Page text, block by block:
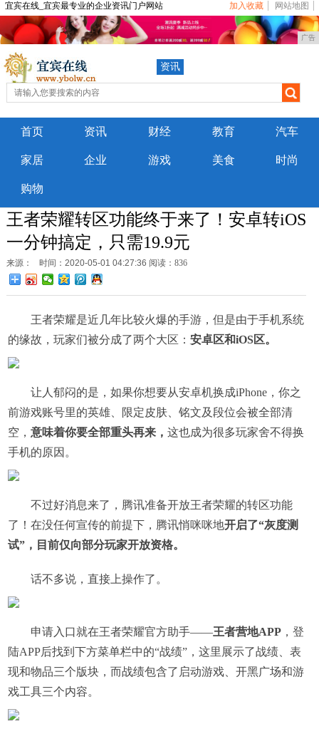
宜宾在线_宜宾最专业的企业资讯门户网站 加入收藏 网站地图
广告
资讯
首页 资讯 财经 教育 汽车
家居 企业 游戏 美食 时尚
购物
王者荣耀转区功能终于来了！安卓转iOS
一分钟搞定，只需19.9元
来源： 时间：2020-05-01 04:27:36 阅读：836
王者荣耀是近几年比较火爆的手游，但是由于手机系统
的缘故，玩家们被分成了两个大区： 安卓区和iOS区。
​让人郁闷的是，如果你想要从安卓机换成iPhone，你之
前游戏账号里的英雄、限定皮肤、铭文及段位会被全部清
空， 意味着你要全部重头再来， 这也成为很多玩家舍不得换
手机的原因。
​不过好消息来了，腾讯准备开放王者荣耀的转区功能
了！在没任何宣传的前提下，腾讯悄咪咪地开启了“灰度测
试”，目前仅向部分玩家开放资格。
话不多说，直接上操作了。
​申请入口就在王者荣耀官方助手——王者营地APP，登
陆APP后找到下方菜单栏中的“战绩”，这里展示了战绩、表
现和物品三个版块，而战绩包含了启动游戏、开黑广场和游
戏工具三个内容。